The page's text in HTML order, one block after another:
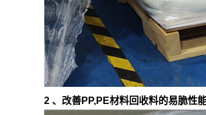
2 、改善PP,PE材料回收料的易脆性